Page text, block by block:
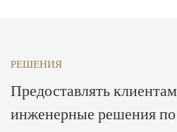
РЕШЕНИЯ
Предоставлять
инженерные решения